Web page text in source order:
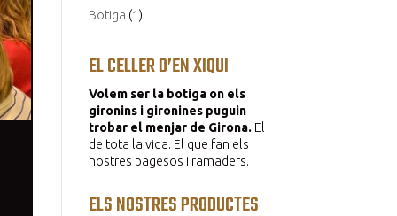
Botiga (1)
EL CELLER D’EN XIQUI
Volem ser la botiga on els
gironins i gironines puguin
trobar el menjar de Girona.El
de tota la vida. El que fan els
nostres pagesos i ramaders.
ELS NOSTRES PRODUCTES